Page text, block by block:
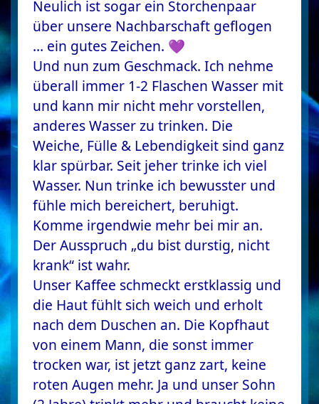
Neulich ist sogar ein Storchenpaar
über unsere Nachbarschaft geflogen
… ein gutes Zeichen. 💜
Und nun zum Geschmack. Ich nehme
überall immer 1-2 Flaschen Wasser mit
und kann mir nicht mehr vorstellen,
anderes Wasser zu trinken. Die
Weiche, Fülle & Lebendigkeit sind ganz
klar spürbar. Seit jeher trinke ich viel
Wasser. Nun trinke ich bewusster und
fühle mich bereichert, beruhigt.
Komme irgendwie mehr bei mir an.
Der Ausspruch „du bist durstig, nicht
krank“ ist wahr.
Unser Kaffee schmeckt erstklassig und
die Haut fühlt sich weich und erholt
nach dem Duschen an. Die Kopfhaut
von einem Mann, die sonst immer
trocken war, ist jetzt ganz zart, keine
roten Augen mehr. Ja und unser Sohn